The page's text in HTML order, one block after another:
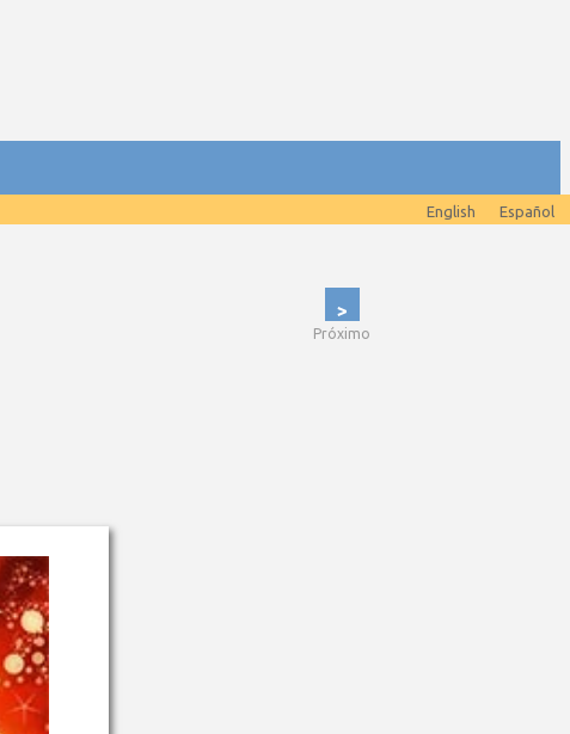
Español
English
>
Próximo